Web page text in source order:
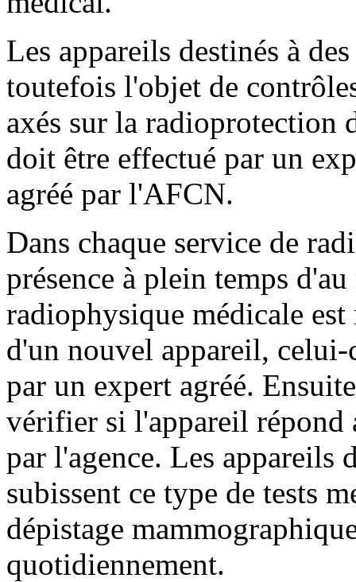
Les appareils destinés à
toutefois l'objet de
axés sur la radioprotection
doit être effectué par un
agréé par l'AFCN.
Dans chaque service de
présence à plein temps
radiophysique médicale
d'un nouvel appareil,
par un expert agréé.
vérifier si l'appareil répond
par l'agence. Les appareils
subissent ce type de tests
dépistage
quotidiennement.